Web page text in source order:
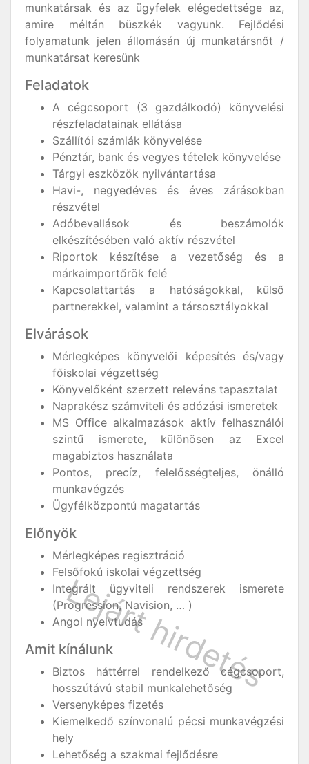
munkatársak és az ügyfelek elégedettsége az,
amire méltán büszkék vagyunk. Fejlődési
folyamatunk jelen állomásán új munkatársnőt /
munkatársat keresünk
Feladatok
A cégcsoport (3 gazdálkodó) könyvelési
részfeladatainak ellátása
Szállítói számlák könyvelése
Pénztár, bank és vegyes tételek könyvelése
Tárgyi eszközök nyilvántartása
Havi-, negyedéves és éves zárásokban
részvétel
Adóbevallások és beszámolók
elkészítésében való aktív részvétel
Riportok készítése a vezetőség és a
márkaimportőrök felé
Kapcsolattartás a hatóságokkal, külső
partnerekkel, valamint a társosztályokkal
Elvárások
Mérlegképes könyvelői képesítés és/vagy
főiskolai végzettség
Könyvelőként szerzett releváns tapasztalat
Naprakész számviteli és adózási ismeretek
MS Office alkalmazások aktív felhasználói
szintű ismerete, különösen az Excel
magabiztos használata
Pontos, precíz, felelősségteljes, önálló
munkavégzés
Ügyfélközpontú magatartás
Előnyök
Mérlegképes regisztráció
Felsőfokú iskolai végzettség
Integrált ügyviteli rendszerek ismerete
(Progression, Navision, … )
Angol nyelvtudás
Amit kínálunk
Biztos háttérrel rendelkező cégcsoport,
hosszútávú stabil munkalehetőség
Versenyképes fizetés
Kiemelkedő színvonalú pécsi munkavégzési
hely
Lehetőség a szakmai fejlődésre